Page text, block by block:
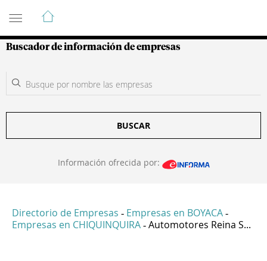
Guía de Empresas Colombianas
Buscador de información de empresas
BUSCAR
Información ofrecida por:
Directorio de Empresas - Empresas en BOYACA -
Empresas en CHIQUINQUIRA - Automotores Reina S...